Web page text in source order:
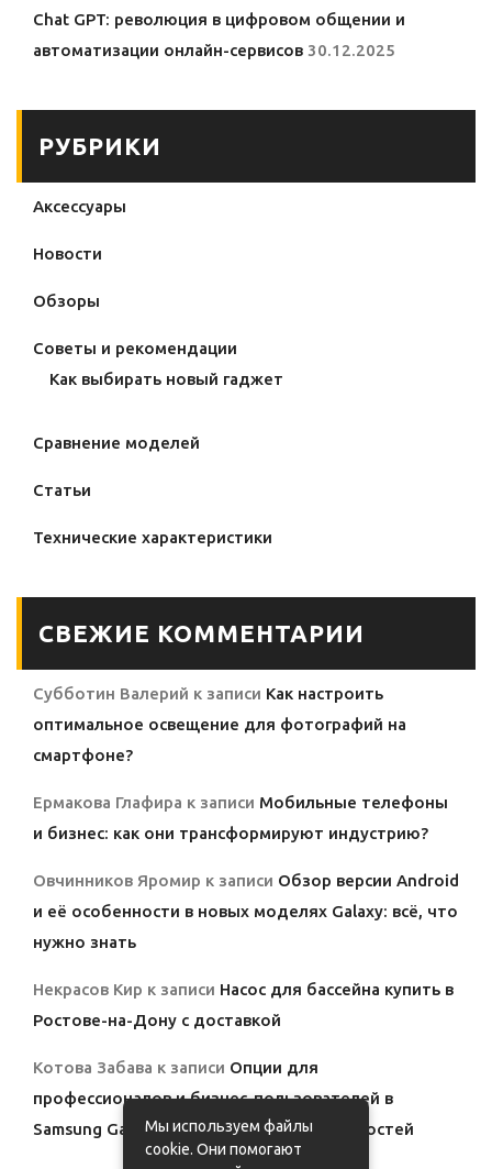
Chat GPT: революция в цифровом общении и
автоматизации онлайн-сервисов 30.12.2025
РУБРИКИ
Аксессуары
Новости
Обзоры
Советы и рекомендации
Как выбирать новый гаджет
Сравнение моделей
Статьи
Технические характеристики
СВЕЖИЕ КОММЕНТАРИИ
Субботин Валерий к записи Как настроить
оптимальное освещение для фотографий на
смартфоне?
Ермакова Глафира к записи Мобильные телефоны
и бизнес: как они трансформируют индустрию?
Овчинников Яромир к записи Обзор версии Android
и её особенности в новых моделях Galaxy: всё, что
нужно знать
Некрасов Кир к записи Насос для бассейна купить в
Ростове-на-Дону с доставкой
Котова Забава к записи Опции для
профессионалов и бизнес-пользователей в
Samsung Galaxy: полный обзор возможностей
Мы используем файлы
cookie. Они помогают